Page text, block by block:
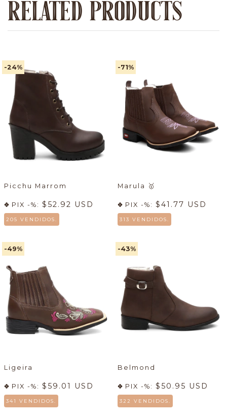
RELATED PRODUCTS
-24%
Picchu Marrom
PIX -%: $52.92 USD
205 VENDIDOS.
-71%
Marula 🥇
PIX -%: $41.77 USD
313 VENDIDOS.
-49%
Ligeira
PIX -%: $59.01 USD
341 VENDIDOS.
-43%
Belmond
PIX -%: $50.95 USD
322 VENDIDOS.